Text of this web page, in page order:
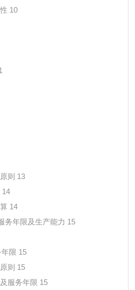
10
则 13
14
14
务年限及生产能力 15
限 15
则 15
服务年限 15